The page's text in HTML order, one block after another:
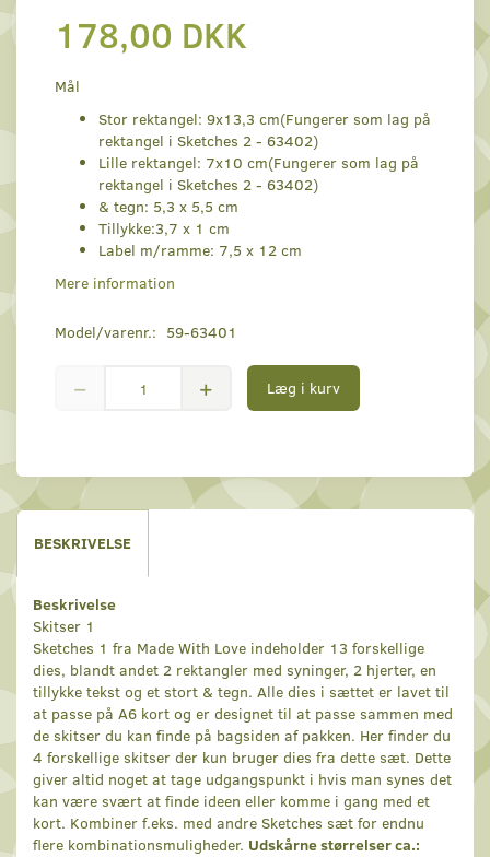
178,00 DKK
Mål
Stor rektangel: 9x13,3 cm(Fungerer som lag på
rektangel i Sketches 2 - 63402)
Lille rektangel: 7x10 cm(Fungerer som lag på
rektangel i Sketches 2 - 63402)
& tegn: 5,3 x 5,5 cm
Tillykke:3,7 x 1 cm
Label m/ramme: 7,5 x 12 cm
Mere information
Model/varenr.: 59-63401
Læg i kurv
BESKRIVELSE
Beskrivelse
Skitser 1
Sketches 1 fra Made With Love indeholder 13 forskellige
dies, blandt andet 2 rektangler med syninger, 2 hjerter, en
tillykke tekst og et stort & tegn. Alle dies i sættet er lavet til
at passe på A6 kort og er designet til at passe sammen med
de skitser du kan finde på bagsiden af pakken. Her finder du
4 forskellige skitser der kun bruger dies fra dette sæt. Dette
giver altid noget at tage udgangspunkt i hvis man synes det
kan være svært at finde ideen eller komme i gang med et
kort. Kombiner f.eks. med andre Sketches sæt for endnu
flere kombinationsmuligheder. Udskårne størrelser ca.: